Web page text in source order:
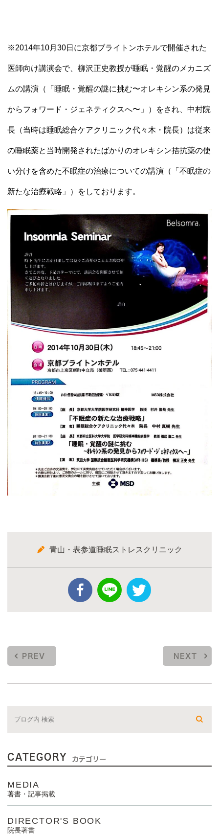
※2014年10月30日に京都ブライトンホテルで開催された
医師向け講演会で、柳沢正史教授が睡眠・覚醒のメカニズ
ムの講演（「睡眠・覚醒の謎に挑む〜オレキシン系の発見
からフォワード・ジェネティクスへ〜」）をされ、中村院
長（当時は睡眠総合ケアクリニック代々木・院長）は従来
の睡眠薬と当時開発されたばかりのオレキシン拮抗薬の使
い分けを含めた不眠症の治療についての講演（「不眠症の
新たな治療戦略」）をしております。
青山・表参道睡眠ストレスクリニック
PREV NEXT
CATEGORY カテゴリー
MEDIA
著書・記事掲載
DIRECTOR'S BOOK
院長著書